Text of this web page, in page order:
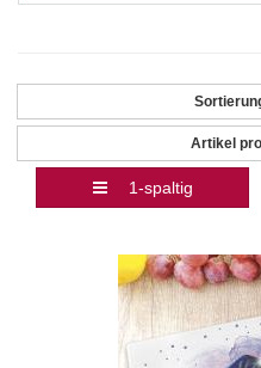
Artikel
1-spaltig